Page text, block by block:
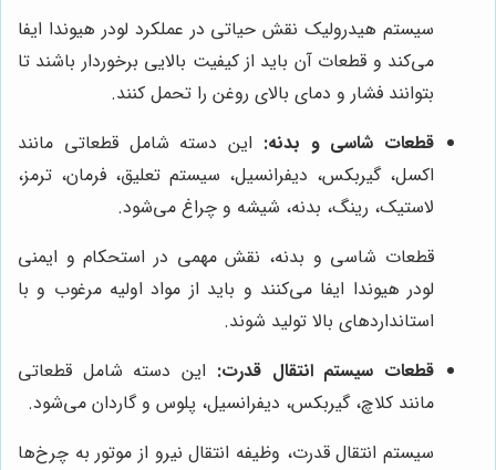
سیستم هیدرولیک نقش حیاتی در عملکرد لودر هیوندا ایفا
می‌کند و قطعات آن باید از کیفیت بالایی برخوردار باشند تا
بتوانند فشار و دمای بالای روغن را تحمل کنند.
قطعات شاسی و بدنه: این دسته شامل قطعاتی مانند
اکسل، گیربکس، دیفرانسیل، سیستم تعلیق، فرمان، ترمز،
لاستیک، رینگ، بدنه، شیشه و چراغ می‌شود.
قطعات شاسی و بدنه، نقش مهمی در استحکام و ایمنی
لودر هیوندا ایفا می‌کنند و باید از مواد اولیه مرغوب و با
استانداردهای بالا تولید شوند.
قطعات سیستم انتقال قدرت: این دسته شامل قطعاتی
مانند کلاچ، گیربکس، دیفرانسیل، پلوس و گاردان می‌شود.
سیستم انتقال قدرت، وظیفه انتقال نیرو از موتور به چرخ‌ها